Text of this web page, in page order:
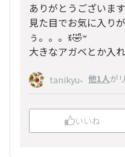
ありがとうございま
見た目でお気に入り
ぅ。。。ꉂ🤣𐤔
大きなアガベとか入
tanikyu、 他1人が
いいね